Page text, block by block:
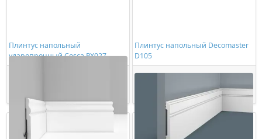
Плинтус напольный
ударопрочный Cosca PX027
Плинтус напольный Decomaster
D105
866,00 ₽/шт
Купить